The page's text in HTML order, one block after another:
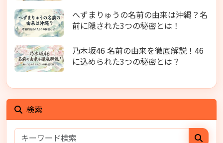
へずまりゅうの名前の由来は沖縄？名
前に隠された3つの秘密とは！
乃木坂46 名前の由来を徹底解説！46
に込められた3つの秘密とは？
検索